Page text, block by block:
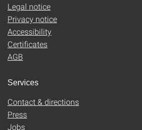
Legal notice
Privacy notice
Accessibility
Certificates
AGB
Services
Contact & directions
Press
Jobs